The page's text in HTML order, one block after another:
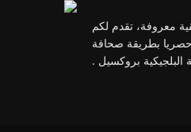
معروفة، تقدم لكم
حصريا بطريقة صحافة
بروكسيل .